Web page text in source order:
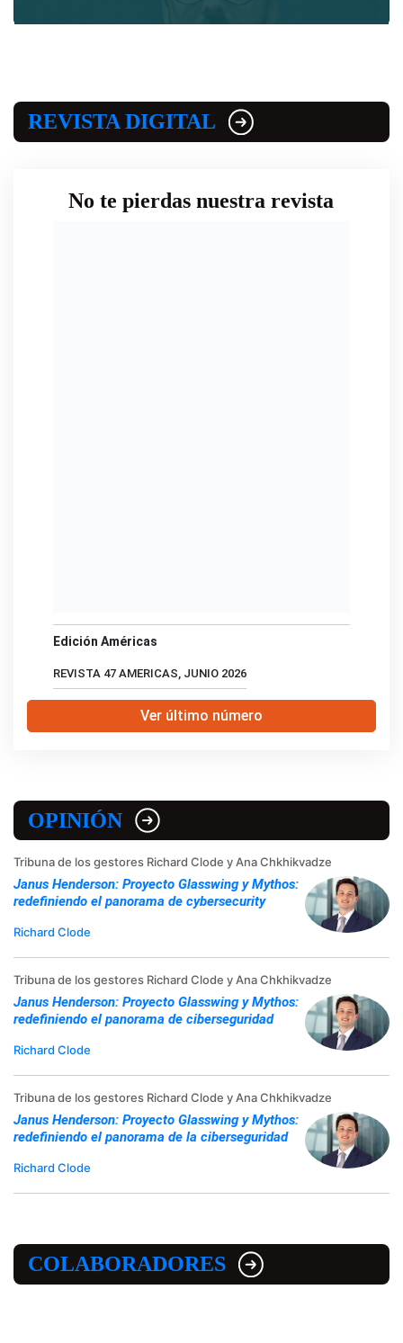
REVISTA DIGITAL
No te pierdas nuestra revista
Edición Américas
REVISTA 47 AMERICAS, JUNIO 2026
Ver último número
OPINIÓN
Tribuna de los gestores Richard Clode y Ana Chkhikvadze
Janus Henderson: Proyecto Glasswing y Mythos:
redefiniendo el panorama de cybersecurity
Richard Clode
Tribuna de los gestores Richard Clode y Ana Chkhikvadze
Janus Henderson: Proyecto Glasswing y Mythos:
redefiniendo el panorama de ciberseguridad
Richard Clode
Tribuna de los gestores Richard Clode y Ana Chkhikvadze
Janus Henderson: Proyecto Glasswing y Mythos:
redefiniendo el panorama de la ciberseguridad
Richard Clode
COLABORADORES